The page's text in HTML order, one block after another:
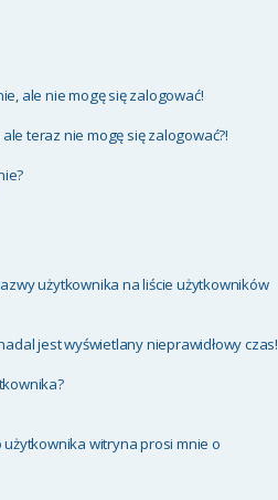
ale nie mogę się zalogować!
teraz nie mogę się zalogować?!
użytkownika na liście użytkowników
jest wyświetlany nieprawidłowy czas!
witryna prosi mnie o